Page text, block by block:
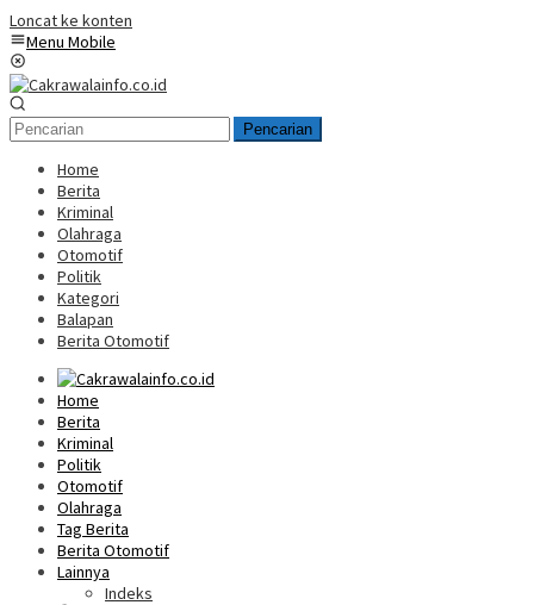
Loncat ke konten
Menu Mobile
Pencarian
Home
Berita
Kriminal
Olahraga
Otomotif
Politik
Kategori
Balapan
Berita Otomotif
Home
Berita
Kriminal
Politik
Otomotif
Olahraga
Tag Berita
Berita Otomotif
Lainnya
Indeks